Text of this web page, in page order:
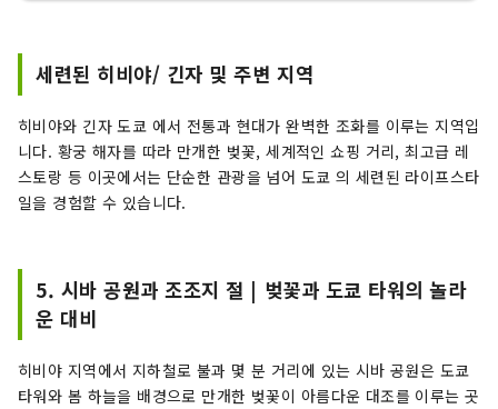
세련된 히비야/ 긴자 및 주변 지역
히비야와 긴자 도쿄 에서 전통과 현대가 완벽한 조화를 이루는 지역입
니다. 황궁 해자를 따라 만개한 벚꽃, 세계적인 쇼핑 거리, 최고급 레
스토랑 등 이곳에서는 단순한 관광을 넘어 도쿄 의 세련된 라이프스타
일을 경험할 수 있습니다.
5. 시바 공원과 조조지 절 | 벚꽃과 도쿄 타워의 놀라
운 대비
히비야 지역에서 지하철로 불과 몇 분 거리에 있는 시바 공원은 도쿄
타워와 봄 하늘을 배경으로 만개한 벚꽃이 아름다운 대조를 이루는 곳